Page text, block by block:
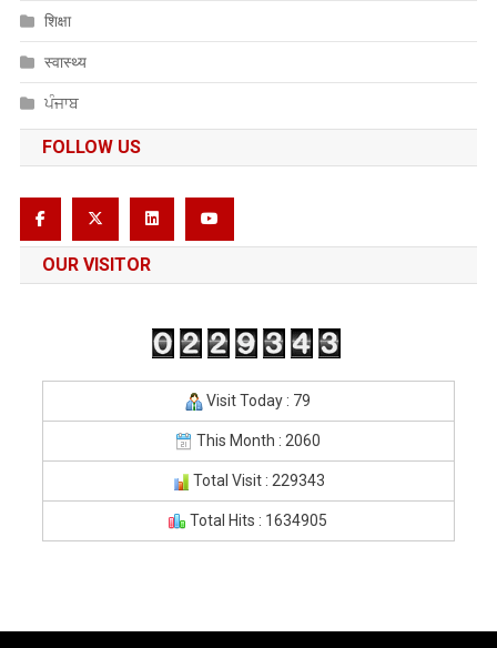
शिक्षा
स्वास्थ्य
ਪੰਜਾਬ
FOLLOW US
OUR VISITOR
Visit Today : 79
This Month : 2060
Total Visit : 229343
Total Hits : 1634905